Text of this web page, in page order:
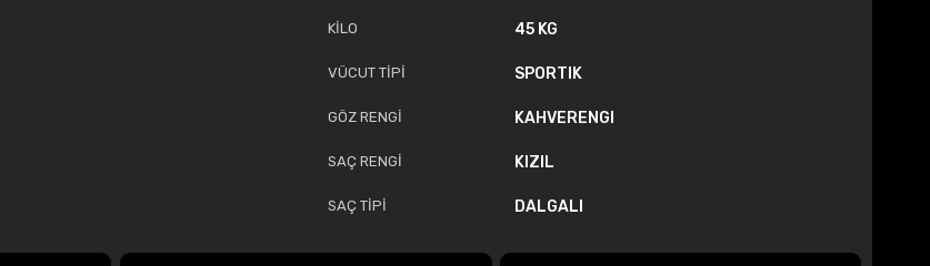
KİLO 45 KG
VÜCUT TİPİ SPORTIK
GÖZ RENGİ KAHVERENGI
SAÇ RENGİ KIZIL
SAÇ TİPİ DALGALI